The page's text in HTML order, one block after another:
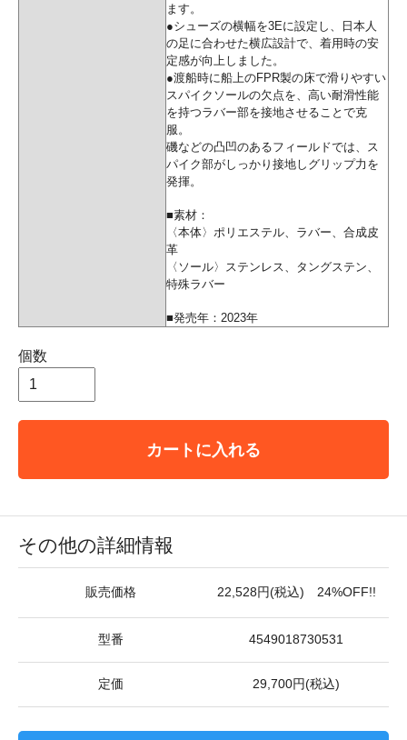
ます。
●シューズの横幅を3Eに設定し、日本人
の足に合わせた横広設計で、着用時の安
定感が向上しました。
●渡船時に船上のFPR製の床で滑りやすい
スパイクソールの欠点を、高い耐滑性能
を持つラバー部を接地させることで克
服。
磯などの凸凹のあるフィールドでは、ス
パイク部がしっかり接地しグリップ力を
発揮。
■素材：
〈本体〉ポリエステル、ラバー、合成皮
革
〈ソール〉ステンレス、タングステン、
特殊ラバー
■発売年：2023年
個数
カートに入れる
その他の詳細情報
販売価格 22,528円(税込) 24%OFF!!
型番 4549018730531
定価 29,700円(税込)